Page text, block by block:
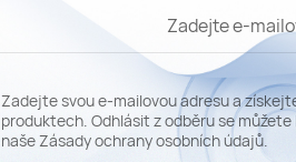
Zadejte e-
Zadejte svou e-mailovou adresu a
produktech. Odhlásit z odběru se
naše Zásady ochrany osobních údajů.